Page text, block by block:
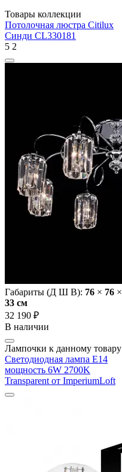
Товары коллекции
Потолочная люстра Citilux
Синди CL330181
5 2
Габариты (Д Ш В): 76 × 76 ×
33 cм
32 190 ₽
В наличии
Лампочки к данному товару
Светодиодная лампа E14
мощность 6W 2700K
Transparent от ImperiumLoft